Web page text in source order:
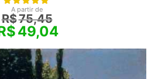
A partir de
R$75,45
49,04